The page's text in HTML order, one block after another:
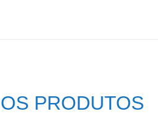
PRODUTOS